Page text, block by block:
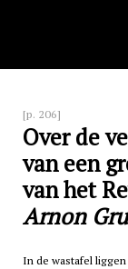
[p. 206]
Over de
van een
van het
Arnon
In de wastafel